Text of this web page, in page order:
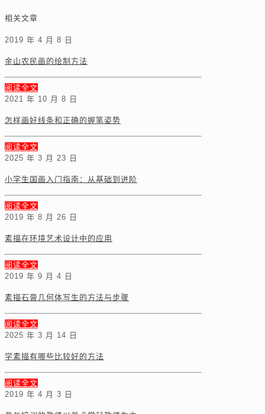
相关文章
2019 年 4 月 8 日
金山农民画的绘制方法
阅读全文
2021 年 10 月 8 日
怎样画好线条和正确的握笔姿势
阅读全文
2025 年 3 月 23 日
小学生国画入门指南：从基础到进阶
阅读全文
2019 年 8 月 26 日
素描在环境艺术设计中的应用
阅读全文
2019 年 9 月 4 日
素描石膏几何体写生的方法与步骤
阅读全文
2025 年 3 月 14 日
学素描有哪些比较好的方法
阅读全文
2019 年 4 月 3 日